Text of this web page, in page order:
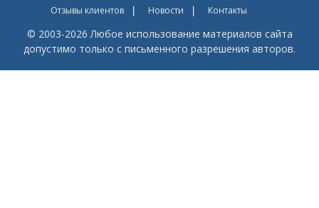
Отзывы клиентов
Новости Контакты
© 2003-2026 Любое использование материалов сайта
допустимо только с письменного разрешения авторов.